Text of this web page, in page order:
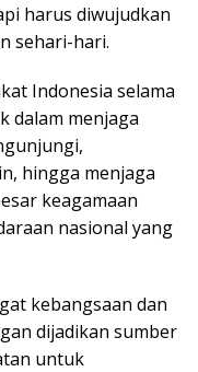
harus diwujudkan
sehari-hari.
Indonesia selama
dalam menjaga
hingga menjaga
keagamaan
nasional yang
kebangsaan dan
dijadikan sumber
untuk